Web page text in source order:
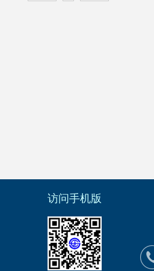
访问手机版